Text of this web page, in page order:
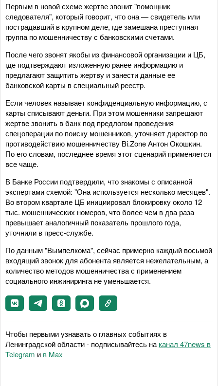
Первым в новой схеме жертве звонит "помощник
следователя", который говорит, что она — свидетель или
пострадавший в крупном деле, где замешана преступная
группа по мошенничеству с банковскими счетами.
После чего звонят якобы из финансовой организации и ЦБ,
где подтверждают изложенную ранее информацию и
предлагают защитить жертву и занести данные ее
банковской карты в специальный реестр.
Если человек называет конфиденциальную информацию, с
карты списывают деньги. При этом мошенники запрещают
жертве звонить в банк под предлогом проведения
спецоперации по поиску мошенников, уточняет директор по
противодействию мошенничеству Bi.Zone Антон Окошкин.
По его словам, последнее время этот сценарий применяется
все чаще.
В Банке России подтвердили, что знакомы с описанной
экспертами схемой: "Она используется несколько месяцев".
Во втором квартале ЦБ инициировал блокировку около 12
тыс. мошеннических номеров, что более чем в два раза
превышает аналогичный показатель прошлого года,
уточнили в пресс-службе.
По данным "Вымпелкома", сейчас примерно каждый восьмой
входящий звонок для абонента является нежелательным, а
количество методов мошенничества с применением
социального инжиниринга не уменьшается.
Чтобы первыми узнавать о главных событиях в
Ленинградской области - подписывайтесь на канал 47news в
Telegram и в Maх